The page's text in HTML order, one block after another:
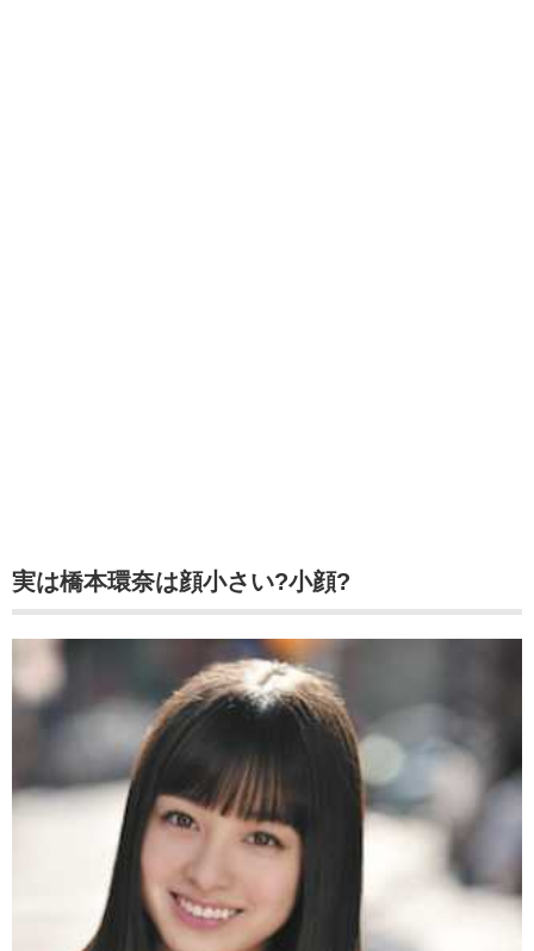
実は橋本環奈は顔小さい?小顔?